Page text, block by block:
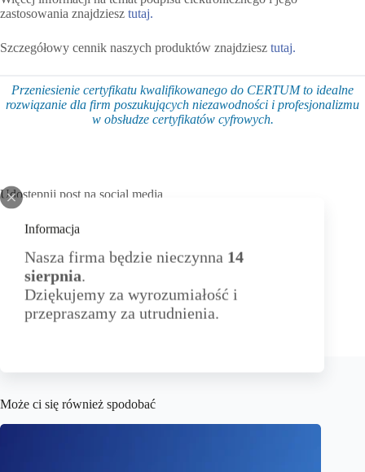
Informacja
Nasza firma będzie nieczynna 14
sierpnia.
Dziękujemy za wyrozumiałość i
przepraszamy za utrudnienia.
zastosowania znajdziesz tutaj.
Szczegółowy cennik naszych produktów znajdziesz tutaj.
Przeniesienie certyfikatu kwalifikowanego do CERTUM to idealne
rozwiązanie dla firm poszukujących niezawodności i profesjonalizmu
w obsłudze certyfikatów cyfrowych.
Udostępnij post na social media
Może ci się również spodobać